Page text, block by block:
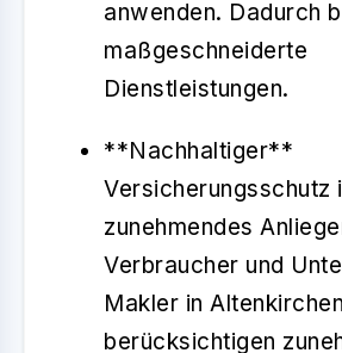
anwenden. Dadurch
maßgeschneiderte
Dienstleistungen.
**Nachhaltiger**
Versicherungsschutz
zunehmendes
Verbraucher und
Makler in Altenkirchen
berücksichtigen